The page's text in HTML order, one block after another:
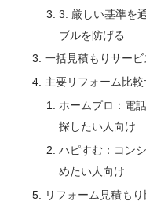
3. 厳しい基準を
ブルを防げる
一括見積もりサー
主要リフォーム比
ホームプロ：電
探したい人向け
ハピすむ：コン
めたい人向け
リフォーム見積も